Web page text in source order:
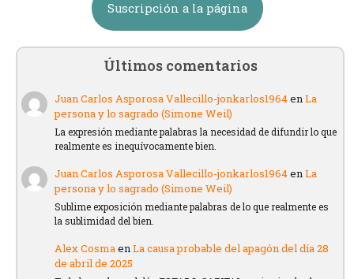
Suscripción a la página
Últimos comentarios
Juan Carlos Asporosa Vallecillo-jonkarlos1964enLa
persona y lo sagrado (Simone Weil)
La expresión mediante palabras la necesidad de difundir lo que
realmente es inequívocamente bien.
Juan Carlos Asporosa Vallecillo-jonkarlos1964enLa
persona y lo sagrado (Simone Weil)
Sublime exposición mediante palabras de lo que realmente es
la sublimidad del bien.
Alex CosmaenLa causa probable del apagón del día 28
de abril de 2025